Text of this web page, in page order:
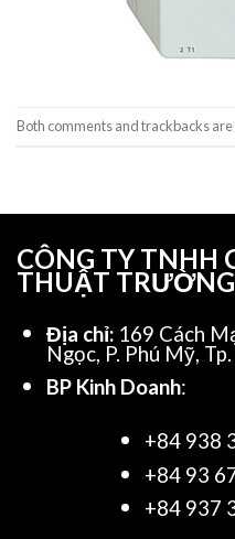
Both comments and trackbacks
CÔNG TY TNHH
THUẬT
Địa chỉ: 169 Cách
Ngọc, P. Phú Mỹ,
BP Kinh Doanh:
+84 938
+84 93
+84 937